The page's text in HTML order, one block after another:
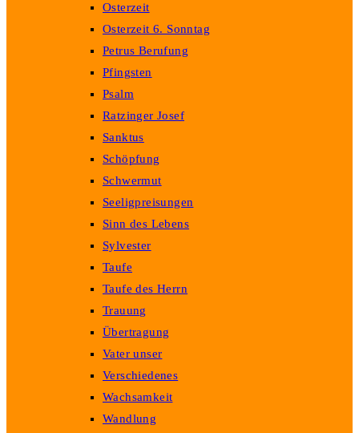
Osterzeit
Osterzeit 6. Sonntag
Petrus Berufung
Pfingsten
Psalm
Ratzinger Josef
Sanktus
Schöpfung
Schwermut
Seeligpreisungen
Sinn des Lebens
Sylvester
Taufe
Taufe des Herrn
Trauung
Übertragung
Vater unser
Verschiedenes
Wachsamkeit
Wandlung